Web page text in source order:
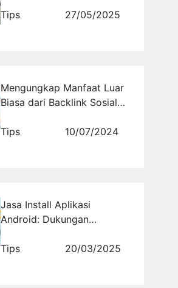
Tips
27/05/2025
Mengungkap Manfaat Luar
Biasa dari Backlink Sosial
Peringkat SEO Anda
Tips 10/07/2024
Jasa Install Aplikasi
Android: Dukungan
Masa Kini
Tips 20/03/2025